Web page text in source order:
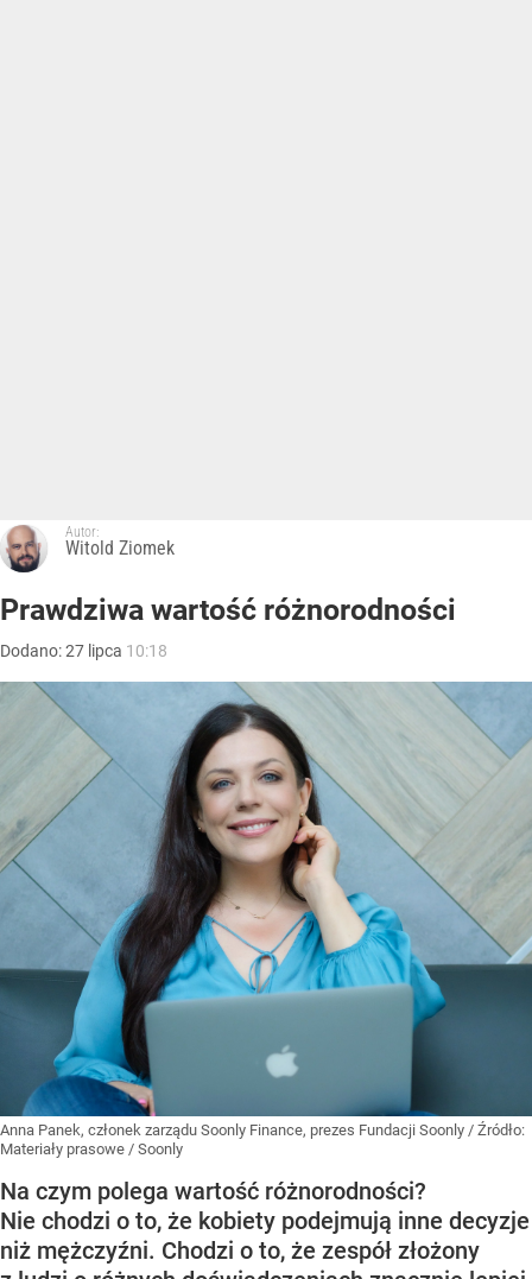
Autor:
Witold Ziomek
Prawdziwa wartość różnorodności
Dodano:27 lipca 10:18
Anna Panek, członek zarządu Soonly Finance, prezes Fundacji Soonly / Źródło:
Materiały prasowe / Soonly
Na czym polega wartość różnorodności?
Nie chodzi o to, że kobiety podejmują inne decyzje
niż mężczyźni. Chodzi o to, że zespół złożony